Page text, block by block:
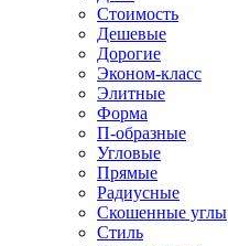
Стоимость
Дешевые
Дорогие
Эконом-класс
Элитные
Форма
П-образные
Угловые
Прямые
Радиусные
Скошенные углы
Стиль